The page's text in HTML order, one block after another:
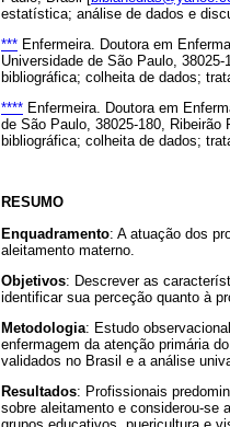
estatística; análise de dados e
*** Enfermeira. Doutora em
Universidade de São Paulo,
bibliográfica; colheita de dados;
**** Enfermeira. Doutora em
de São Paulo, 38025-180,
bibliográfica; colheita de dados;
RESUMO
Enquadramento: A atuação dos
aleitamento materno.
Objetivos: Descrever as
identificar sua perceção quanto à
Metodologia: Estudo
enfermagem da atenção primária
validados no Brasil e a análise
Resultados: Profissionais
sobre aleitamento e considerou-se